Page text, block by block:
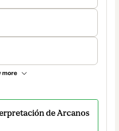
more
de Arcanos